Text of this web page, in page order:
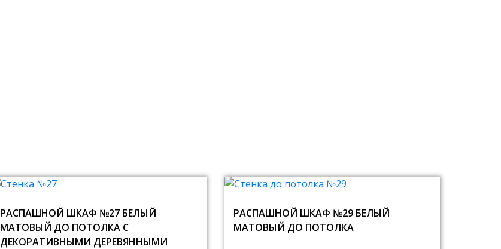
РАСПАШНОЙ ШКАФ №27 БЕЛЫЙ
МАТОВЫЙ ДО ПОТОЛКА С
ДЕКОРАТИВНЫМИ ДЕРЕВЯННЫМИ
РАСПАШНОЙ ШКАФ №29 БЕЛЫЙ
МАТОВЫЙ ДО ПОТОЛКА